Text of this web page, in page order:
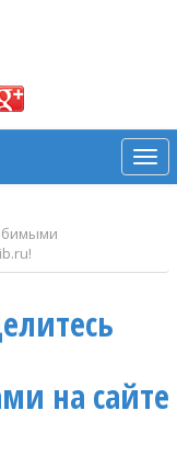
на сайте